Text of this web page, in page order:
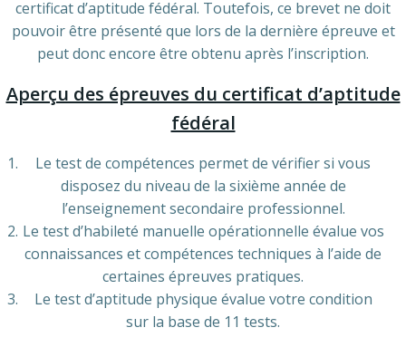
certificat d’aptitude fédéral. Toutefois, ce brevet ne doit
pouvoir être présenté que lors de la dernière épreuve et
peut donc encore être obtenu après l’inscription.
Aperçu des épreuves du certificat d’aptitude
fédéral
Le test de compétences permet de vérifier si vous
disposez du niveau de la sixième année de
l’enseignement secondaire professionnel.
Le test d’habileté manuelle opérationnelle évalue vos
connaissances et compétences techniques à l’aide de
certaines épreuves pratiques.
Le test d’aptitude physique évalue votre condition
sur la base de 11 tests.